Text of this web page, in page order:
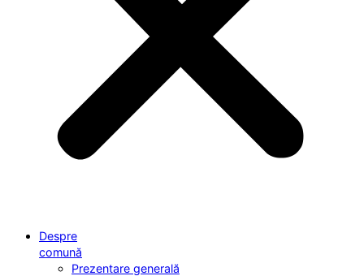
Despre
comună
Prezentare generală